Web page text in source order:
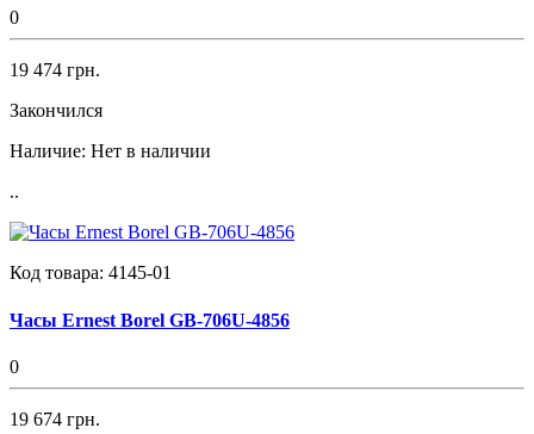
0
19 474 грн.
Закончился
Наличие: Нет в наличии
..
Код товара: 4145-01
Часы Ernest Borel GB-706U-4856
0
19 674 грн.